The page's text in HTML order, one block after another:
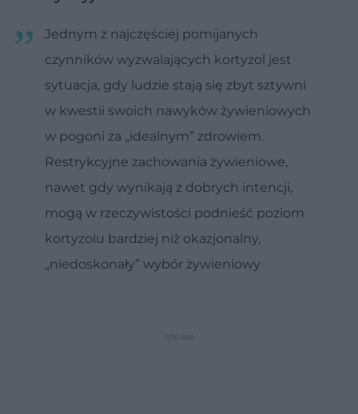
Jednym z najczęściej pomijanych
czynników wyzwalających kortyzol jest
sytuacja, gdy ludzie stają się zbyt sztywni
w kwestii swoich nawyków żywieniowych
w pogoni za „idealnym” zdrowiem.
Restrykcyjne zachowania żywieniowe,
nawet gdy wynikają z dobrych intencji,
mogą w rzeczywistości podnieść poziom
kortyzolu bardziej niż okazjonalny,
„niedoskonały” wybór żywieniowy